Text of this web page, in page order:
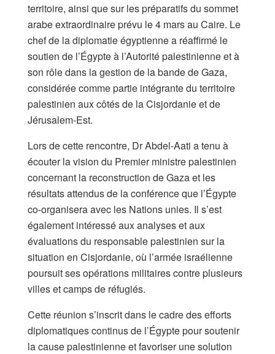
territoire, ainsi que sur les préparatifs du sommet
arabe extraordinaire prévu le 4 mars au Caire. Le
chef de la diplomatie égyptienne a réaffirmé le
soutien de l’Égypte à l’Autorité palestinienne et à
son rôle dans la gestion de la bande de Gaza,
considérée comme partie intégrante du territoire
palestinien aux côtés de la Cisjordanie et de
Jérusalem-Est.
Lors de cette rencontre, Dr Abdel-Aati a tenu à
écouter la vision du Premier ministre palestinien
concernant la reconstruction de Gaza et les
résultats attendus de la conférence que l’Égypte
co-organisera avec les Nations unies. Il s’est
également intéressé aux analyses et aux
évaluations du responsable palestinien sur la
situation en Cisjordanie, où l’armée israélienne
poursuit ses opérations militaires contre plusieurs
villes et camps de réfugiés.
Cette réunion s’inscrit dans le cadre des efforts
diplomatiques continus de l’Égypte pour soutenir
la cause palestinienne et favoriser une solution